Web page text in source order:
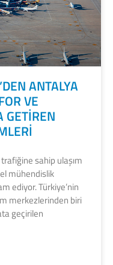
ANTALYA
VE
GETİREN
sahip ulaşım
mühendislik
ediyor. Türkiye’nin
merkezlerinden biri
geçirilen